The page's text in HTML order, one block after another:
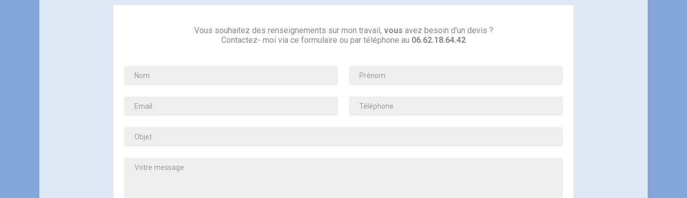
Vous souhaitez des renseignements sur mon travail, vous avez besoin d'un devis ?
Contactez- moi via ce formulaire ou par téléphone au 06.62.18.64.42